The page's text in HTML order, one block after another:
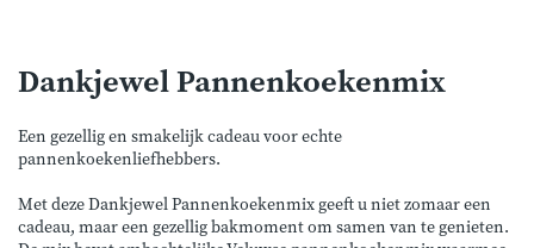
Dankjewel Pannenkoekenmix
Een gezellig en smakelijk cadeau voor echte
pannenkoekenliefhebbers.
Met deze Dankjewel Pannenkoekenmix geeft u niet zomaar een
cadeau, maar een gezellig bakmoment om samen van te genieten.